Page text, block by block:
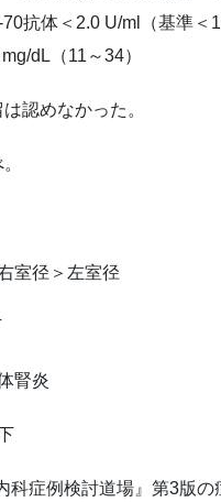
抗体＜2.0 U/ml（基準＜
dL（11～34）
認めなかった。
室径＞左室径
腎炎
科症例検討道場』第3版の